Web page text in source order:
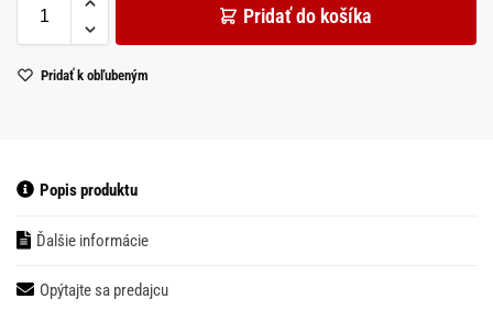
Pridať do košíka
Pridať k obľubeným
Popis produktu
Ďalšie informácie
Opýtajte sa predajcu